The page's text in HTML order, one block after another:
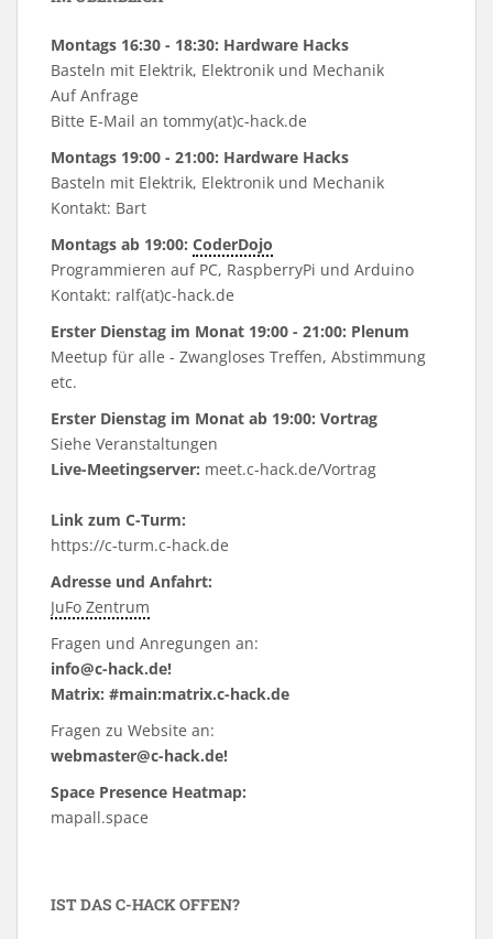
Montags 16:30 - 18:30: Hardware Hacks
Basteln mit Elektrik, Elektronik und Mechanik
Auf Anfrage
Bitte E-Mail an tommy(at)c-hack.de
Montags 19:00 - 21:00: Hardware Hacks
Basteln mit Elektrik, Elektronik und Mechanik
Kontakt: Bart
Montags ab 19:00: CoderDojo
Programmieren auf PC, RaspberryPi und Arduino
Kontakt: ralf(at)c-hack.de
Erster Dienstag im Monat 19:00 - 21:00: Plenum
Meetup für alle - Zwangloses Treffen, Abstimmung
etc.
Erster Dienstag im Monat ab 19:00: Vortrag
Siehe Veranstaltungen
Live-Meetingserver: meet.c-hack.de/Vortrag
Link zum C-Turm:
https://c-turm.c-hack.de
Adresse und Anfahrt:
JuFo Zentrum
Fragen und Anregungen an:
info@c-hack.de!
Matrix: #main:matrix.c-hack.de
Fragen zu Website an:
webmaster@c-hack.de!
Space Presence Heatmap:
mapall.space
IST DAS C-HACK OFFEN?